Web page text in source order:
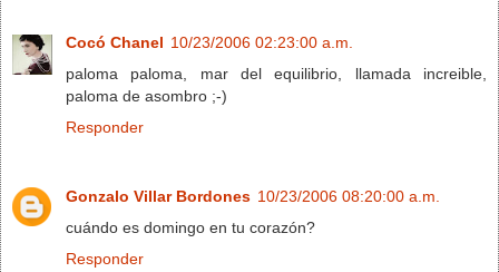
Cocó Chanel 10/23/2006 02:23:00 a.m.
paloma paloma, mar del equilibrio, llamada increible,
paloma de asombro ;-)
Responder
Gonzalo Villar Bordones 10/23/2006 08:20:00 a.m.
cuándo es domingo en tu corazón?
Responder